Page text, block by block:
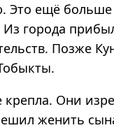
Это ещё больше
города
Позже
Они
женить